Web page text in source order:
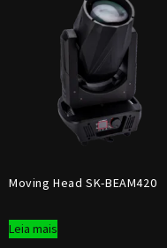
Moving Head SK-BEAM420
Leia mais